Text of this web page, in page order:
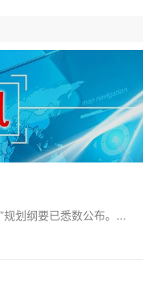
规划纲要已悉数公布。...